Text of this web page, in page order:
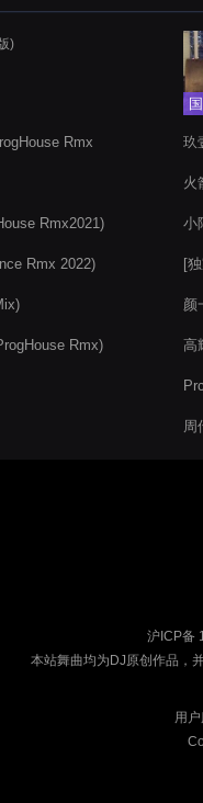
)
Rmx
Rmx2021)
Rmx 2022)
Rmx)
玖
火
小
[
颜
高
周
沪ICP备
本站舞曲均为DJ原创作品，
用